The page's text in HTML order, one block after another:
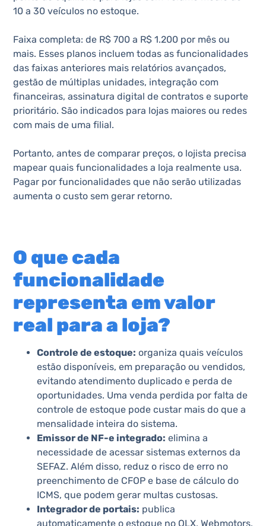
10 a 30 veículos no estoque.
Faixa completa: de R$ 700 a R$ 1.200 por mês ou
mais. Esses planos incluem todas as funcionalidades
das faixas anteriores mais relatórios avançados,
gestão de múltiplas unidades, integração com
financeiras, assinatura digital de contratos e suporte
prioritário. São indicados para lojas maiores ou redes
com mais de uma filial.
Portanto, antes de comparar preços, o lojista precisa
mapear quais funcionalidades a loja realmente usa.
Pagar por funcionalidades que não serão utilizadas
aumenta o custo sem gerar retorno.
O que cada
funcionalidade
representa em valor
real para a loja?
Controle de estoque: organiza quais veículos
estão disponíveis, em preparação ou vendidos,
evitando atendimento duplicado e perda de
oportunidades. Uma venda perdida por falta de
controle de estoque pode custar mais do que a
mensalidade inteira do sistema.
Emissor de NF-e integrado: elimina a
necessidade de acessar sistemas externos da
SEFAZ. Além disso, reduz o risco de erro no
preenchimento de CFOP e base de cálculo do
ICMS, que podem gerar multas custosas.
Integrador de portais: publica
automaticamente o estoque no OLX, Webmotors,